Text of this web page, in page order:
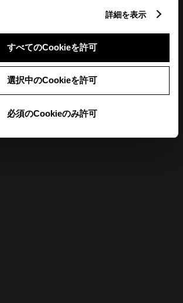
詳細を表示
すべてのCookieを許可
選択中のCookieを許可
必須のCookieのみ許可
前月 翌月